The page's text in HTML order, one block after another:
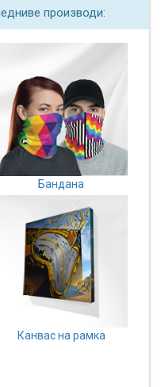
производи:
Бандана
Канвас на рамка